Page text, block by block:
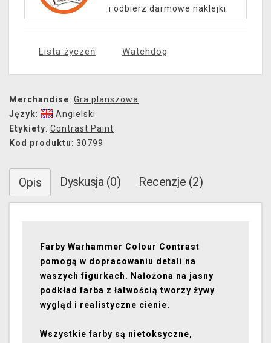
i odbierz darmowe naklejki.
Lista życzeń Watchdog
Merchandise: Gra planszowa
Język:
Angielski
Etykiety: Contrast Paint
Kod produktu: 30799
Opis Dyskusja (0) Recenzje (2)
Farby Warhammer Colour Contrast
pomogą w dopracowaniu detali na
waszych figurkach. Nałożona na jasny
podkład farba z łatwością tworzy żywy
wygląd i realistyczne cienie.
Wszystkie farby są nietoksyczne,